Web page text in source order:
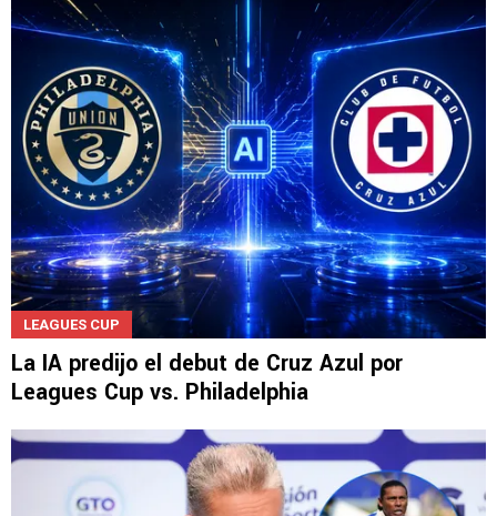
LEAGUES CUP
La IA predijo el debut de Cruz Azul por
Leagues Cup vs. Philadelphia